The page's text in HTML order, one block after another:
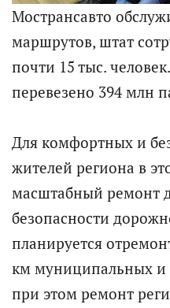
Мострансавто
маршрутов, штат
почти 15 тыс.
перевезено 394 млн
Для комфортных и
жителей региона в
масштабный ремонт
безопасности
планируется
км муниципальных и
при этом ремонт